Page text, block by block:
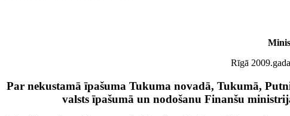
Rīgā
Par nekustamā īpašuma Tukuma novadā, Tukumā,
valsts īpašumā un nodošanu Finanšu